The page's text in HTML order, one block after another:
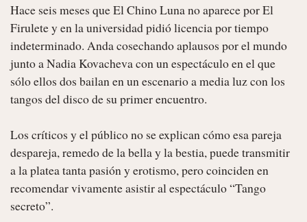
Hace seis meses que El Chino Luna no aparece por El
Firulete y en la universidad pidió licencia por tiempo
indeterminado. Anda cosechando aplausos por el mundo
junto a Nadia Kovacheva con un espectáculo en el que
sólo ellos dos bailan en un escenario a media luz con los
tangos del disco de su primer encuentro.
Los críticos y el público no se explican cómo esa pareja
despareja, remedo de la bella y la bestia, puede transmitir
a la platea tanta pasión y erotismo, pero coinciden en
recomendar vivamente asistir al espectáculo “Tango
secreto”.